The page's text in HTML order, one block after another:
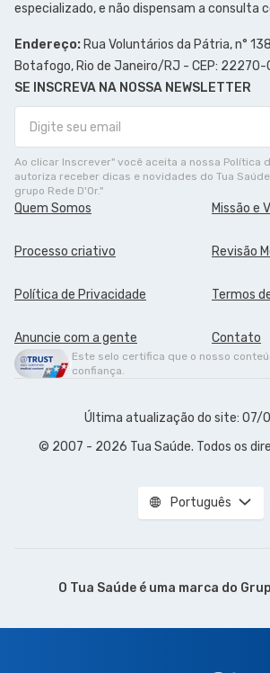
especializado, e não dispensam a consulta
Endereço: Rua Voluntários da Pátria, n°
Botafogo, Rio de Janeiro/RJ - CEP: 22270-
SE INSCREVA NA NOSSA NEWSLETTER
Ao clicar Inscrever" você aceita a nossa Política
autoriza receber dicas e novidades do Tua
grupo Rede D'Or."
Quem Somos Missão e
Processo criativo Revisão
Política de Privacidade Termos
Anuncie com a gente Contato
Este selo certifica que o nosso
confiança.
Última atualização do site:
© 2007 - 2026 Tua Saúde. Todos os
Português
O Tua Saúde é uma marca do